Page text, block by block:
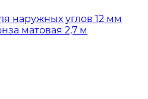
наружных углов 12 мм
матовая 2,7 м